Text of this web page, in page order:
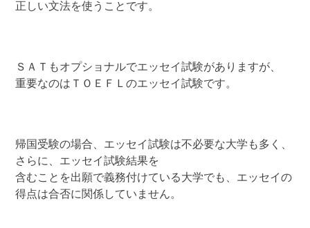
正しい文法を使うことです。
ＳＡＴもオプショナルでエッセイ試験がありますが、
重要なのはＴＯＥＦＬのエッセイ試験です。
帰国受験の場合、エッセイ試験は不必要な大学も多く、
さらに、エッセイ試験結果を
含むことを出願で義務付けている大学でも、エッセイの
得点は合否に関係していません。